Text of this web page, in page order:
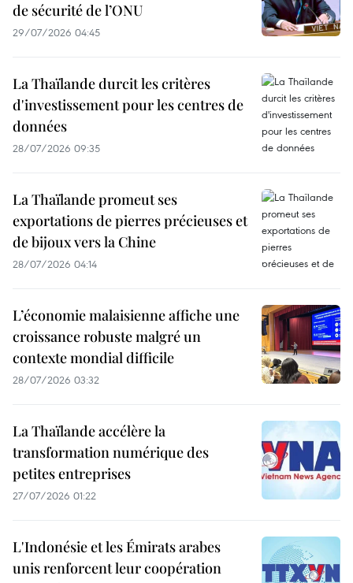
de sécurité de l’ONU
29/07/2026 04:45
La Thaïlande durcit les critères
d'investissement pour les centres de
données
28/07/2026 09:35
La Thaïlande promeut ses
exportations de pierres précieuses et
de bijoux vers la Chine
28/07/2026 04:14
L’économie malaisienne affiche une
croissance robuste malgré un
contexte mondial difficile
28/07/2026 03:32
La Thaïlande accélère la
transformation numérique des
petites entreprises
27/07/2026 01:22
L'Indonésie et les Émirats arabes
unis renforcent leur coopération